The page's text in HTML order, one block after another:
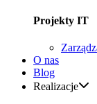
Projekty IT
O nas
Blog
Realizacje